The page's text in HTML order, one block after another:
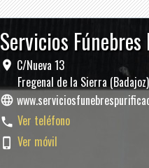
Servicios
C/Nueva 13
Fregenal de la Sierra (Badajoz)
Ver teléfono
Ver móvil